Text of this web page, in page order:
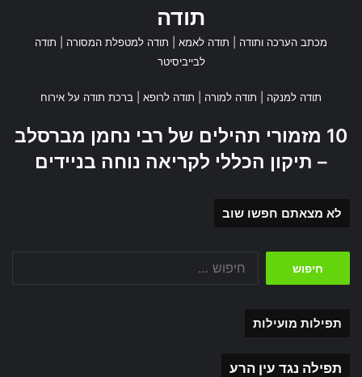
תודה
מכתב הערכה ותודה תודה לאמא תודה למטפלת המסורה
תודה
לבייביסיטר
תודה למנקה תודה למורה תודה לרופא ברכת תודה על אירוח
10 מזמורי תהילים של רבי נחמן מברסלב
– תיקון הכללי לקריאה נוחה בניידים
לא מצאתם חפשו שוב
תפילות מועילות
תפילה נגד עין הרע